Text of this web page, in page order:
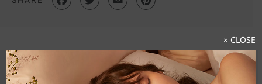
× CLOSE